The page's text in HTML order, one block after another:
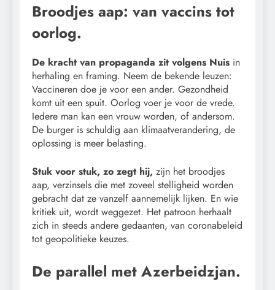
Broodjes aap: van vaccins tot
oorlog.
De kracht van propaganda zit volgens Nuis in
herhaling en framing. Neem de bekende leuzen:
Vaccineren doe je voor een ander. Gezondheid
komt uit een spuit. Oorlog voer je voor de vrede.
Iedere man kan een vrouw worden, of andersom.
De burger is schuldig aan klimaatverandering, de
oplossing is meer belasting.
Stuk voor stuk, zo zegt hij, zijn het broodjes
aap, verzinsels die met zoveel stelligheid worden
gebracht dat ze vanzelf aannemelijk lijken. En wie
kritiek uit, wordt weggezet. Het patroon herhaalt
zich in steeds andere gedaanten, van coronabeleid
tot geopolitieke keuzes.
De parallel met Azerbeidzjan.